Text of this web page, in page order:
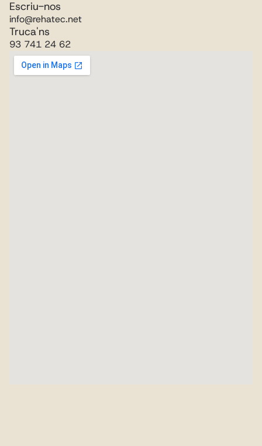
Escriu-nos
info@rehatec.net
Truca'ns
93 741 24 62